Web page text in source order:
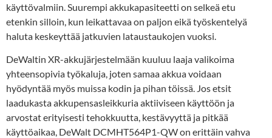
käyttövalmiin. Suurempi akkukapasiteetti on selkeä etu
etenkin silloin, kun leikattavaa on paljon eikä työskentelyä
haluta keskeyttää jatkuvien lataustaukojen vuoksi.
DeWaltin XR-akkujärjestelmään kuuluu laaja valikoima
yhteensopivia työkaluja, joten samaa akkua voidaan
hyödyntää myös muissa kodin ja pihan töissä. Jos etsit
laadukasta akkupensasleikkuria aktiiviseen käyttöön ja
arvostat erityisesti tehokkuutta, kestävyyttä ja pitkää
käyttöaikaa, DeWalt DCMHT564P1-QW on erittäin vahva